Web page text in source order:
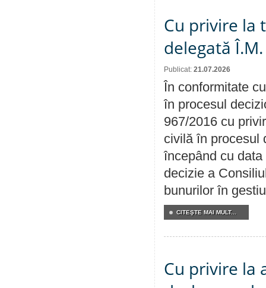
Cu privire la
delegată
Publicat: 21.07.2026
În conformitate
în procesul
967/2016 cu
civilă în procesul
începând cu
decizie a
bunurilor în
CITEŞTE MAI MULT...
Cu privire la